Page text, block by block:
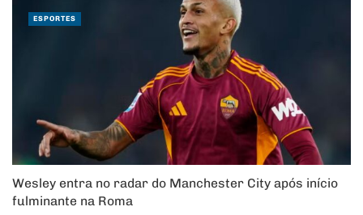
Wesley entra no radar do Manchester City após início
fulminante na Roma
ESPORTES